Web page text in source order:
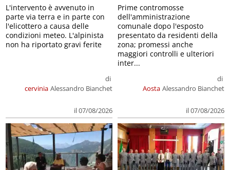
cervinia
di
Alessandro Bianchet
il 07/08/2026
L'intervento è avvenuto in
parte via terra e in parte con
l'elicottero a causa delle
condizioni meteo. L'alpinista
non ha riportato gravi ferite
Aosta
di
Alessandro Bianchet
il 07/08/2026
Prime contromosse
dell'amministrazione
comunale dopo l'esposto
presentato da residenti della
zona; promessi anche
maggiori controlli e ulteriori
inter...